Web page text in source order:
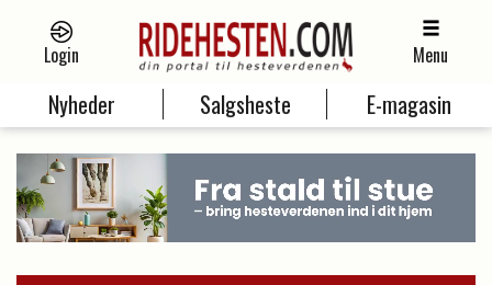
Login Menu
Nyheder Salgsheste E-magasin